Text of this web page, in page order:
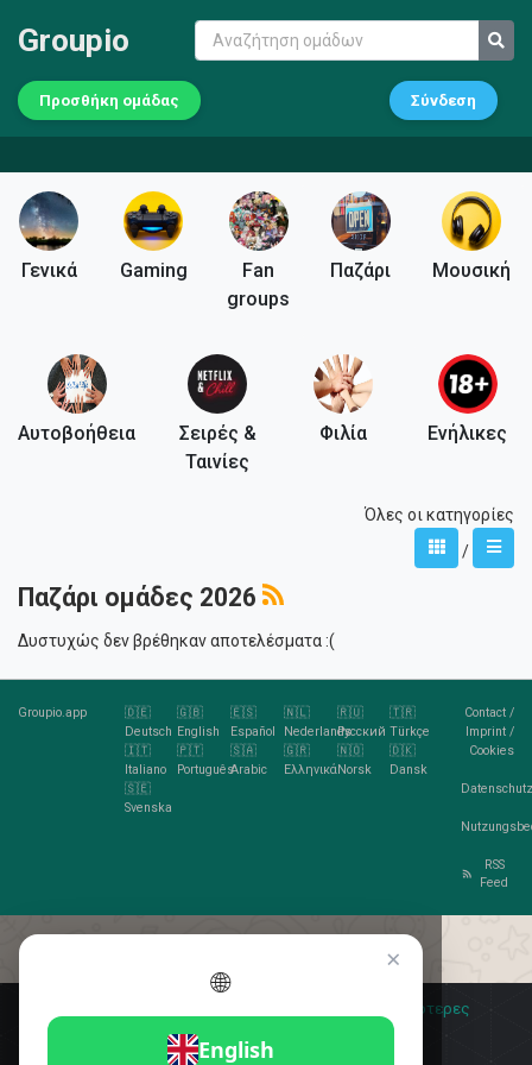
Groupio
Προσθήκη ομάδας Σύνδεση
Γενικά Gaming
Fan
groups
Παζάρι Μουσική
Αυτοβοήθεια
Σειρές &
Ταινίες
Φιλία Ενήλικες
Όλες οι κατηγορίες
/
Παζάρι ομάδες 2026
Δυστυχώς δεν βρέθηκαν αποτελέσματα :(
Groupio.app
🇩🇪
Deutsch
🇬🇧
English
🇪🇸
Español
🇳🇱
Nederlands
🇷🇺
Русский
🇹🇷
Türkçe
🇮🇹
Italiano
🇵🇹
Português
🇸🇦
Arabic
🇬🇷
Ελληνικά
🇳🇴
Norsk
🇩🇰
Dansk
🇸🇪
Svenska
Contact/
Imprint/
Cookies
RSS
Feed
Περισσότερες
πληροφορίες
×
🌐
English